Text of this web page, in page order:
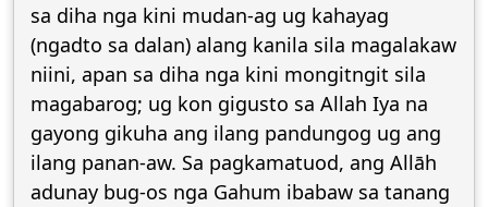
sa diha nga kini mudan-ag ug kahayag
(ngadto sa dalan) alang kanila sila magalakaw
niini, apan sa diha nga kini mongitngit sila
magabarog; ug kon gigusto sa Allah Iya na
gayong gikuha ang ilang pandungog ug ang
ilang panan-aw. Sa pagkamatuod, ang Allāh
adunay bug-os nga Gahum ibabaw sa tanang